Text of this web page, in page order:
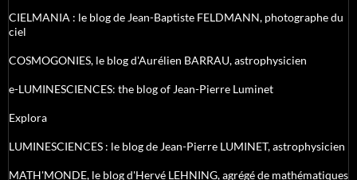
CIELMANIA : le blog de Jean-Baptiste FELDMANN, photographe du
ciel
COSMOGONIES, le blog d'Aurélien BARRAU, astrophysicien
e-LUMINESCIENCES: the blog of Jean-Pierre Luminet
Explora
LUMINESCIENCES : le blog de Jean-Pierre LUMINET, astrophysicien
MATH'MONDE, le blog d'Hervé LEHNING, agrégé de mathématiques